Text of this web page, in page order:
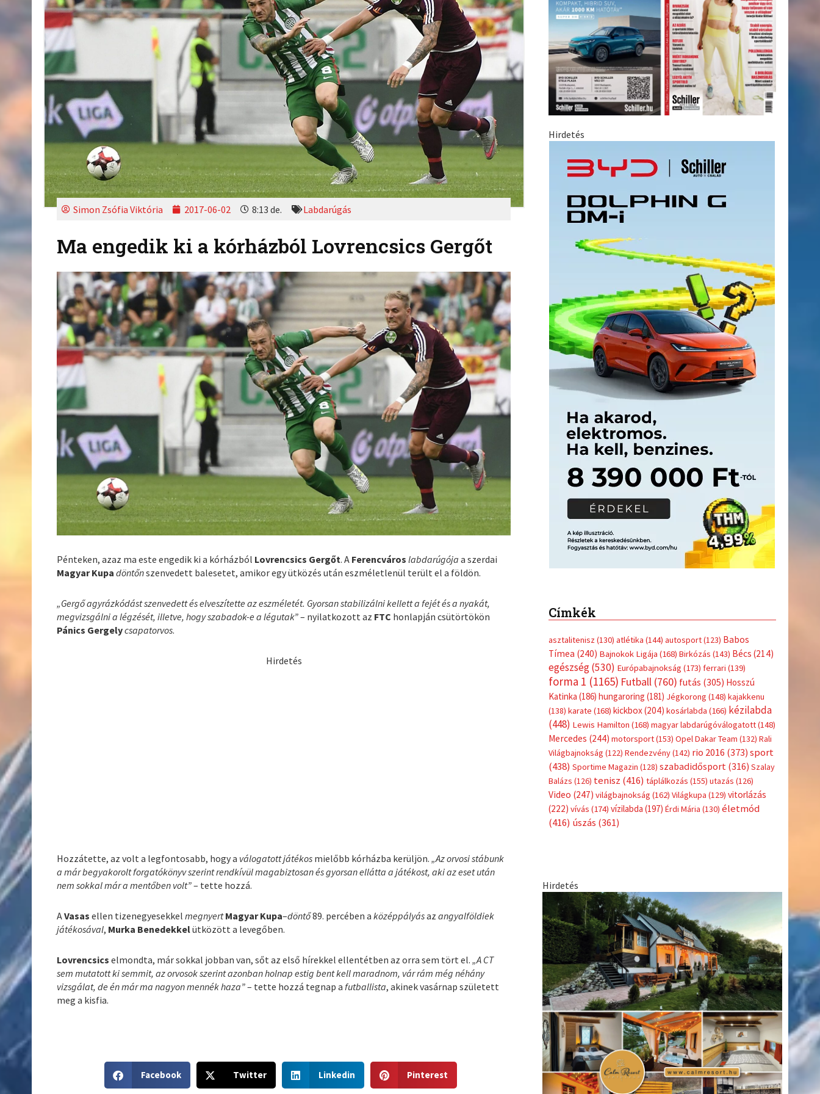
Simon Zsófia Viktória 2017-06-02 8:13 de. Labdarúgás
Ma engedik ki a kórházból Lovrencsics Gergőt
Pénteken, azaz ma este engedik ki a kórházból Lovrencsics Gergőt. A Ferencváros labdarúgója a szerdai
Magyar Kupa döntőnszenvedett balesetet, amikor egy ütközés után eszméletlenül terült el a földön.
„Gergő agyrázkódást szenvedett és elveszítette az eszméletét. Gyorsan stabilizálni kellett a fejét és a nyakát,
megvizsgálni a légzését, illetve, hogy szabadok-e a légutak”– nyilatkozott az FTC honlapján csütörtökön
Pánics Gergelycsapatorvos.
Hirdetés
Hozzátette, az volt a legfontosabb, hogy a válogatott játékos mielőbb kórházba kerüljön.„Az orvosi stábunk
a már begyakorolt forgatókönyv szerint rendkívül magabiztosan és gyorsan ellátta a játékost, aki az eset után
nem sokkal már a mentőben volt”– tette hozzá.
AVasas ellen tizenegyesekkelmegnyertMagyar Kupa–döntő89. percében aközéppályásazangyalföldiek
játékosával, Murka Benedekkelütközött a levegőben.
Lovrencsics elmondta, már sokkal jobban van, sőt az első hírekkel ellentétben az orra sem tört el.„A CT
sem mutatott ki semmit, az orvosok szerint azonban holnap estig bent kell maradnom, vár rám még néhány
vizsgálat, de én már ma nagyon mennék haza”– tette hozzá tegnap afutballista, akinek vasárnap született
meg a kisfia.
h
Facebook
h
Twitter
h
Linkedin
h
Pinterest
Hirdetés
Címkék
asztalitenisz (130) atlétika (144) autosport(123) Babos
Tímea (240) Bajnokok Ligája (168) Birkózás (143) Bécs (214)
egészség(530) Európabajnokság (173) ferrari (139)
forma 1 (1165) Futball(760) futás (305) Hosszú
Katinka (186) hungaroring (181) Jégkorong (148) kajakkenu
(138) karate (168) kickbox(204) kosárlabda (166) kézilabda
(448) Lewis Hamilton (168) magyar labdarúgóválogatott(148)
Mercedes (244) motorsport(153) Opel Dakar Team (132) Rali
Világbajnokság (122) Rendezvény(142) rio 2016 (373) sport
(438) Sportime Magazin (128) szabadidősport (316) Szalay
Balázs (126) tenisz (416) táplálkozás (155) utazás (126)
Video (247) világbajnokság (162) Világkupa (129) vitorlázás
(222) vívás (174) vízilabda (197) Érdi Mária (130) életmód
(416) úszás (361)
Hirdetés